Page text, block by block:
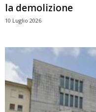
la demolizione
10 Luglio 2026